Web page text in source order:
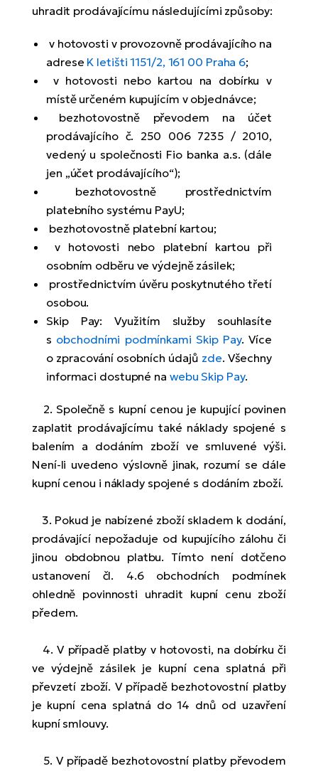
uhradit prodávajícímu následujícími způsoby:
v hotovosti v provozovně prodávajícího na
adrese K letišti 1151/2, 161 00 Praha 6;
v hotovosti nebo kartou na dobírku v
místě určeném kupujícím v objednávce;
bezhotovostně převodem na účet
prodávajícího č. 250 006 7235 / 2010,
vedený u společnosti Fio banka a.s. (dále
jen „účet prodávajícího“);
bezhotovostně prostřednictvím
platebního systému PayU;
bezhotovostně platební kartou;
v hotovosti nebo platební kartou při
osobním odběru ve výdejně zásilek;
prostřednictvím úvěru poskytnutého třetí
osobou.
Skip Pay: Využitím služby souhlasíte
s obchodními podmínkami Skip Pay. Více
o zpracování osobních údajů zde. Všechny
informaci dostupné na webu Skip Pay.
2. Společně s kupní cenou je kupující povinen
zaplatit prodávajícímu také náklady spojené s
balením a dodáním zboží ve smluvené výši.
Není-li uvedeno výslovně jinak, rozumí se dále
kupní cenou i náklady spojené s dodáním zboží.
3. Pokud je nabízené zboží skladem k dodání,
prodávající nepožaduje od kupujícího zálohu či
jinou obdobnou platbu. Tímto není dotčeno
ustanovení čl. 4.6 obchodních podmínek
ohledně povinnosti uhradit kupní cenu zboží
předem.
4. V případě platby v hotovosti, na dobírku či
ve výdejně zásilek je kupní cena splatná při
převzetí zboží. V případě bezhotovostní platby
je kupní cena splatná do 14 dnů od uzavření
kupní smlouvy.
5. V případě bezhotovostní platby převodem